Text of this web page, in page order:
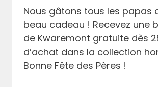
Nous gâtons tous les papas
beau cadeau ! Recevez une
de Kwaremont gratuite dès
d’achat dans la collection
Bonne Fête des Pères !